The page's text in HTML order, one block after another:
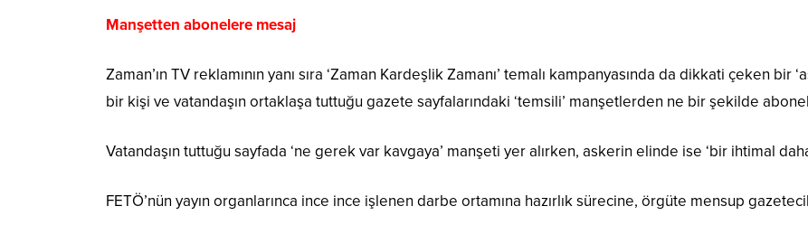
Manşetten abonelere mesaj
Zaman’ın TV reklamının yanı sıra ‘Zaman Kardeşlik Zamanı’ temalı kampanyasında da dikkati çeken bir
bir kişi ve vatandaşın ortaklaşa tuttuğu gazete sayfalarındaki ‘temsili’ manşetlerden ne bir şekilde
Vatandaşın tuttuğu sayfada ‘ne gerek var kavgaya’ manşeti yer alırken, askerin elinde ise ‘bir ihtimal
FETÖ’nün yayın organlarınca ince ince işlenen darbe ortamına hazırlık sürecine, örgüte mensup